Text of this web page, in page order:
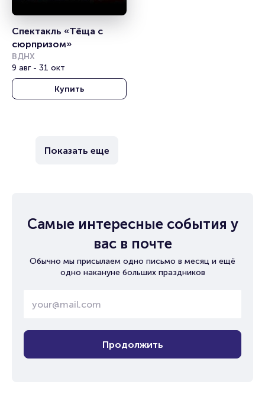
Спектакль «Тёща с
сюрпризом»
ВДНХ
9 авг - 31 окт
Купить
Показать еще
Самые интересные события у
вас в почте
Обычно мы присылаем одно письмо в месяц и ещё
одно накануне больших праздников
Продолжить